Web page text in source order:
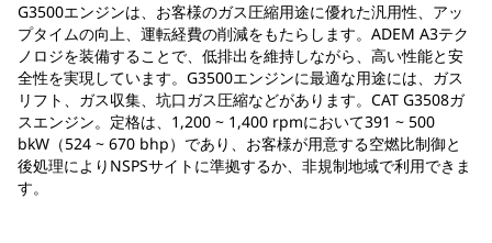
G3500エンジンは、お客様のガス圧縮用途に優れた汎用性、アッ
プタイムの向上、運転経費の削減をもたらします。ADEM A3テク
ノロジを装備することで、低排出を維持しながら、高い性能と安
全性を実現しています。G3500エンジンに最適な用途には、ガス
リフト、ガス収集、坑口ガス圧縮などがあります。CAT G3508ガ
スエンジン。定格は、1,200 ~ 1,400 rpmにおいて391 ~ 500
bkW（524 ~ 670 bhp）であり、お客様が用意する空燃比制御と
後処理によりNSPSサイトに準拠するか、非規制地域で利用できま
す。